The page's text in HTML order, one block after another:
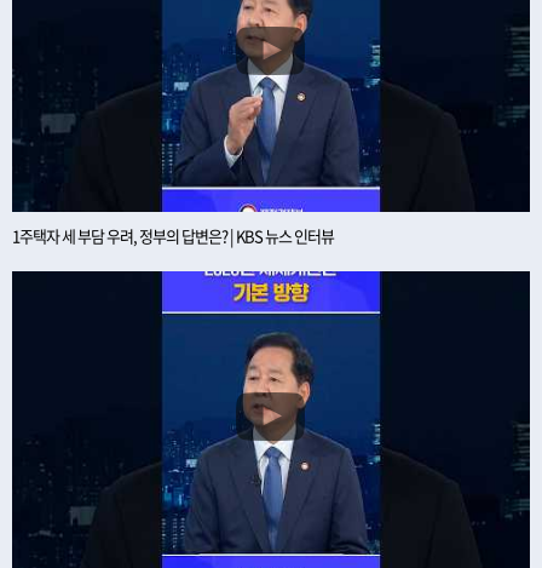
1주택자 세 부담 우려, 정부의 답변은? | KBS 뉴스 인터뷰